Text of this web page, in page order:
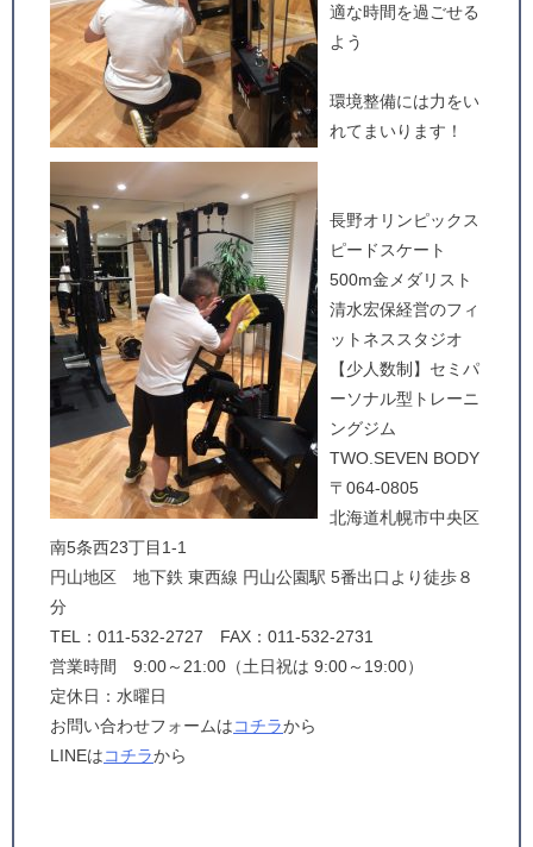
適な時間を過ごせる
よう
環境整備には力をい
れてまいります！
長野オリンピックス
ピードスケート
500m金メダリスト
清水宏保経営のフィ
ットネススタジオ
【少人数制】セミパ
ーソナル型トレーニ
ングジム
TWO.SEVEN BODY
〒064-0805
北海道札幌市中央区
南5条西23丁目1-1
円山地区 地下鉄 東西線 円山公園駅 5番出口より徒歩８
分
TEL：011-532-2727 FAX：011-532-2731
営業時間 9:00～21:00（土日祝は 9:00～19:00）
定休日：水曜日
お問い合わせフォームはコチラから
LINEはコチラから